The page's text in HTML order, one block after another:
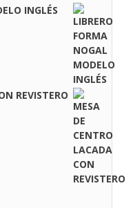
INGLÉS
REVISTERO